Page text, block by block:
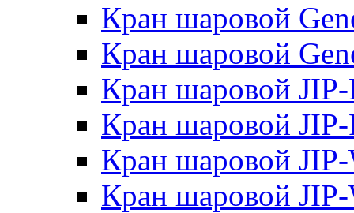
Кран шаровой
Кран шаровой
Кран шаровой
Кран шаровой
Кран шаровой
Кран шаровой